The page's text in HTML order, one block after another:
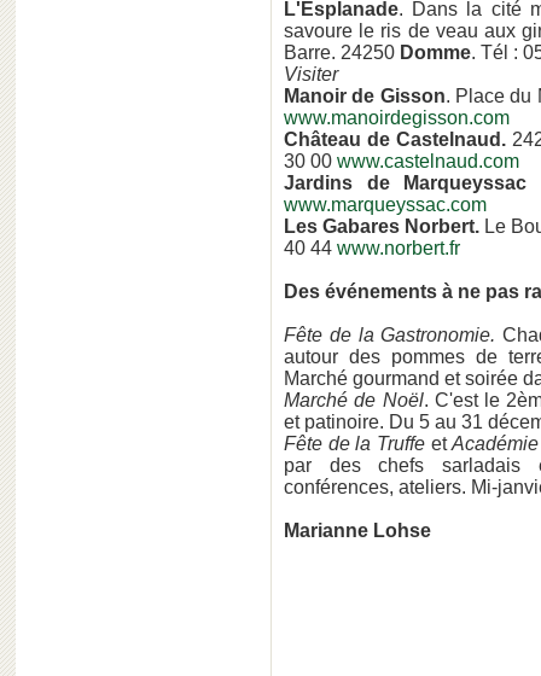
L'Esplanade. Dans la cité
savoure le ris de veau aux
Barre. 24250 Domme. Tél :
Visiter
Manoir de Gisson. Place du
www.manoirdegisson.com
Château de Castelnaud.
30 00 www.castelnaud.com
Jardins de Marqueyssac
www.marqueyssac.com
Les Gabares Norbert. Le
40 44 www.norbert.fr
Des événements à ne pas
Fête de la Gastronomie.
autour des pommes de
Marché gourmand et soirée
Marché de Noël. C'est le
et patinoire. Du 5 au 31
Fête de la Truffe et
par des chefs sarladais
conférences, ateliers. Mi-
Marianne Lohse